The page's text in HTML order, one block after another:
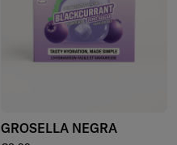
GROSELLA NEGRA